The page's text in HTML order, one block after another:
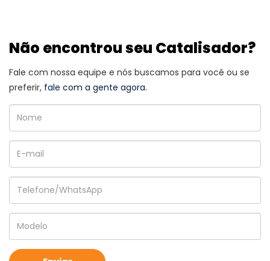
Não encontrou seu Catalisador?
Fale com nossa equipe e nós buscamos para você ou se
preferir, fale com a gente agora.